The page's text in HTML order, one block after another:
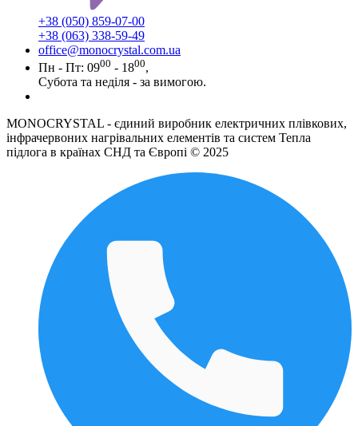
+38 (050) 859-07-00
+38 (063) 338-59-49
office@monocrystal.com.ua
Пн - Пт: 0900 - 1800,
Субота та неділя - за вимогою.
MONOCRYSTAL - єдиний виробник електричних плівкових,
інфрачервоних нагрівальних елементів та систем Тепла
підлога в країнах СНД та Європі © 2025